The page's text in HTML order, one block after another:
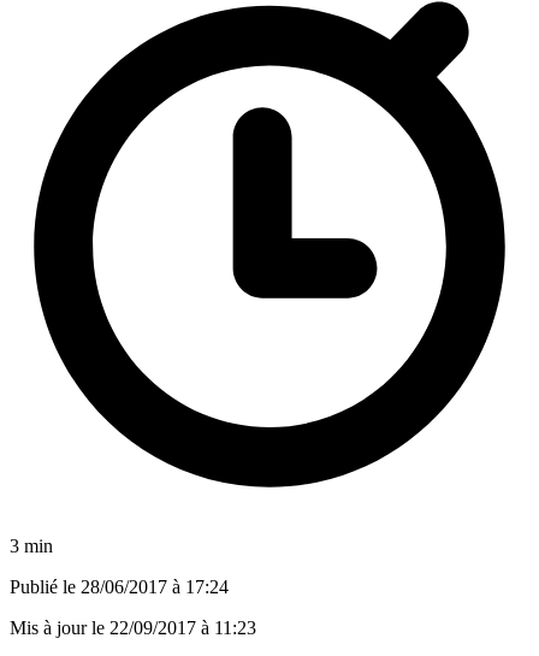
3 min
Publié le 28/06/2017 à 17:24
Mis à jour le 22/09/2017 à 11:23